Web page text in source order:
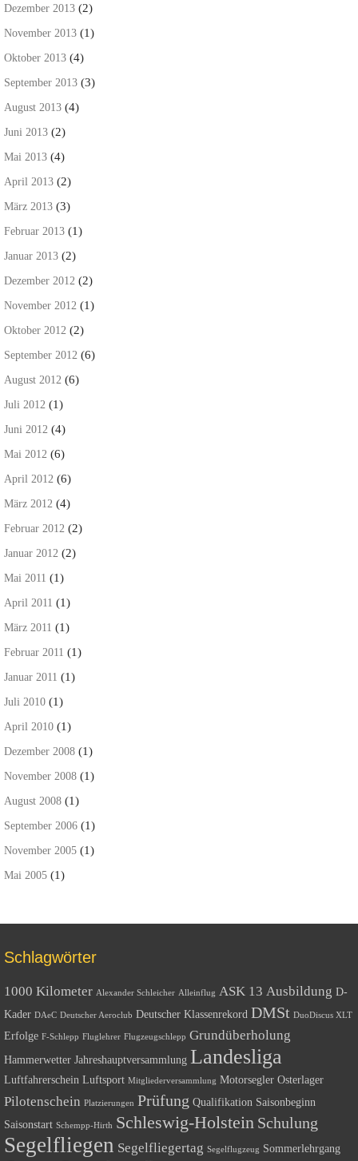
Dezember 2013 (2)
November 2013 (1)
Oktober 2013 (4)
September 2013 (3)
August 2013 (4)
Juni 2013 (2)
Mai 2013 (4)
April 2013 (2)
März 2013 (3)
Februar 2013 (1)
Januar 2013 (2)
Dezember 2012 (2)
November 2012 (1)
Oktober 2012 (2)
September 2012 (6)
August 2012 (6)
Juli 2012 (1)
Juni 2012 (4)
Mai 2012 (6)
April 2012 (6)
März 2012 (4)
Februar 2012 (2)
Januar 2012 (2)
Mai 2011 (1)
April 2011 (1)
März 2011 (1)
Februar 2011 (1)
Januar 2011 (1)
Juli 2010 (1)
April 2010 (1)
Dezember 2008 (1)
November 2008 (1)
August 2008 (1)
September 2006 (1)
November 2005 (1)
Mai 2005 (1)
Schlagwörter
1000 Kilometer Alexander Schleicher Alleinflug ASK 13 Ausbildung D-
Kader DAeC Deutscher Aeroclub Deutscher Klassenrekord DMSt DuoDiscus XLT
Erfolge F-Schlepp Fluglehrer Flugzeugschlepp Grundüberholung
Hammerwetter Jahreshauptversammlung Landesliga
Luftfahrerschein Luftsport Mitgliederversammlung Motorsegler Osterlager
Pilotenschein Platzierungen Prüfung Qualifikation Saisonbeginn
Saisonstart Schempp-Hirth Schleswig-Holstein Schulung
Segelfliegen Segelfliegertag Segelflugzeug Sommerlehrgang